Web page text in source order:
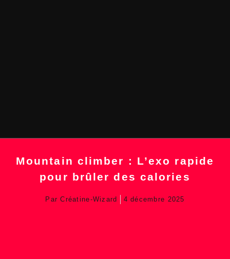
Mountain climber : L’exo rapide
pour brûler des calories
Par Créatine-Wizard 4 décembre 2025